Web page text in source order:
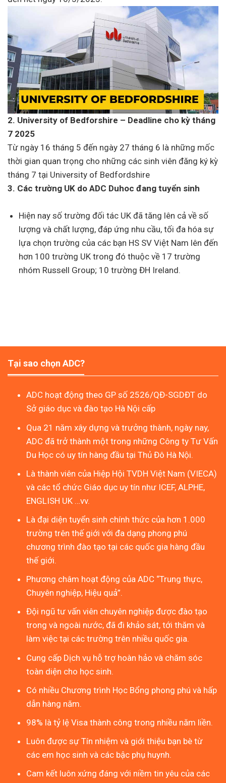
2. University of Bedforshire – Deadline cho kỳ tháng
7 2025
Từ ngày 16 tháng 5 đến ngày 27 tháng 6 là những mốc
thời gian quan trọng cho những các sinh viên đăng ký kỳ
tháng 7 tại University of Bedfordshire
3. Các trường UK do ADC Duhoc đang tuyển sinh
Hiện nay số trường đối tác UK đã tăng lên cả về số
lượng và chất lượng, đáp ứng nhu cầu, tối đa hóa sự
lựa chọn trường của các bạn HS SV Việt Nam lên đến
hơn 100 trường UK trong đó thuộc về 17 trường
nhóm Russell Group; 10 trường ĐH Ireland.
Tại sao chọn ADC?
ADC hoạt động theo GP số 2526/QĐ-SGDĐT do
Sở giáo dục và đào tạo Hà Nội cấp
Qua 21 năm xây dựng và trưởng thành, ngày nay,
ADC đã trở thành một trong những Công ty Tư Vấn
Du Học có uy tín hàng đầu tại Thủ Đô Hà Nội.
Là thành viên của Hiệp Hội TVDH Việt Nam (VIECA)
và các tổ chức Giáo dục uy tín như ICEF, ALPHE,
ENGLISH UK …vv.
Là đại diện tuyển sinh chính thức của hơn 1.000
trường trên thế giới với đa dạng phong phú
chương trình đào tạo tại các quốc gia hàng đầu
thế giới.
Phương châm hoạt động của ADC “Trung thực,
Chuyên nghiệp, Hiệu quả”.
Đội ngũ tư vấn viên chuyên nghiệp được đào tạo
trong và ngoài nước, đã đi khảo sát, tới thăm và
làm việc tại các trường trên nhiều quốc gia.
Cung cấp Dịch vụ hỗ trợ hoàn hảo và chăm sóc
toàn diện cho học sinh.
Có nhiều Chương trình Học Bổng phong phú và hấp
dẫn hàng năm.
98% là tỷ lệ Visa thành công trong nhiều năm liền.
Luôn được sự Tín nhiệm và giới thiệu bạn bè từ
các em học sinh và các bậc phụ huynh.
Cam kết luôn xứng đáng với niềm tin yêu của các